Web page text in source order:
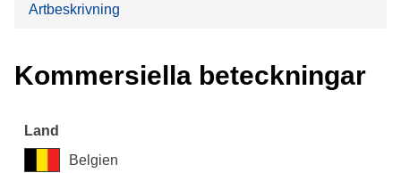
Artbeskrivning
Kommersiella beteckningar
Belgien